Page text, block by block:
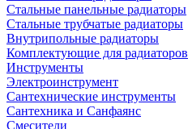
Стальные панельные радиаторы
Стальные трубчатые радиаторы
Внутрипольные радиаторы
Комплектующие для радиаторов
Инструменты
Электроинструмент
Сантехнические инструменты
Сантехника и Санфаянс
Смесители